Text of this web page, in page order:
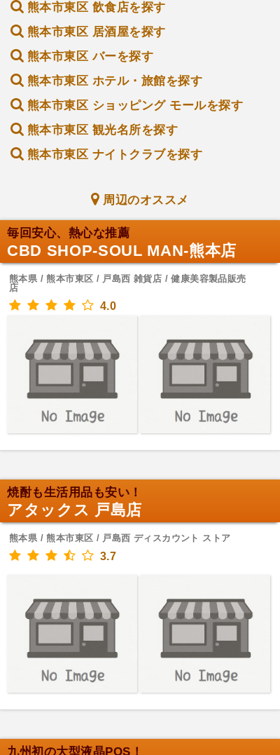
熊本市東区 飲食店を探す
熊本市東区 居酒屋を探す
熊本市東区 バーを探す
熊本市東区 ホテル・旅館を探す
熊本市東区 ショッピング モールを探す
熊本市東区 観光名所を探す
熊本市東区 ナイトクラブを探す
周辺のオススメ
毎回安心、熱心な推薦
CBD SHOP-SOUL MAN-熊本店
熊本県 / 熊本市東区 / 戸島西 雑貨店 / 健康美容製品販売
店
4.0
焼酎も生活用品も安い！
アタックス 戸島店
熊本県 / 熊本市東区 / 戸島西 ディスカウント ストア
3.7
九州初の大型液晶POS！